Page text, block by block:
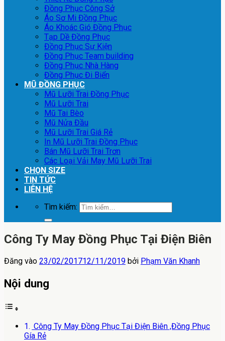
Đồng Phục Công Sở
Áo Sơ Mi Đồng Phục
Áo Khoác Gió Đồng Phục
Tạp Dề Đồng Phục
Đồng Phục Sự Kiện
Đồng Phục Team building
Đồng Phục Nhà Hàng
Đồng Phục Đi Biển
MŨ ĐỒNG PHỤC
Mũ Lưỡi Trai Đồng Phục
Mũ Lưỡi Trai
Mũ Tai Bèo
Mũ Nửa Đầu
Mũ Lưỡi Trai Giá Rẻ
In Mũ Lưỡi Trai Đồng Phục
Bán Mũ Lưỡi Trai Trơn
Các Loại Vải May Mũ Lưỡi Trai
CHỌN SIZE
TIN TỨC
LIÊN HỆ
Tìm kiếm:
Công Ty May Đồng Phục Tại Điện Biên
Đăng vào 23/02/201712/11/2019 bởi Phạm Văn Khanh
Nội dung
Công Ty May Đồng Phục Tại Điện Biên ,Đồng Phục
Gía Rẻ